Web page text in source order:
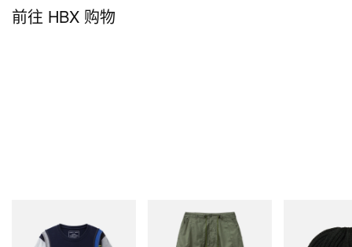
前往 HBX 购物
7 Cut Wide T-Shirt - College
Needles
H.D. Pant - BDU
Watch Cap -